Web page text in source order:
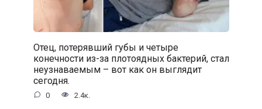
Отец, потерявший губы и четыре
конечности из-за плотоядных бактерий, стал
неузнаваемым – вот как он выглядит
сегодня.
0 2.4к.